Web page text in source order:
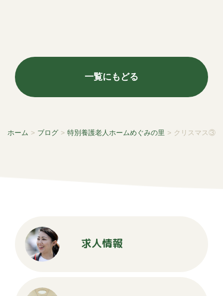
一覧にもどる
ホーム > ブログ > 特別養護老人ホームめぐみの里 > クリスマス③
求人情報